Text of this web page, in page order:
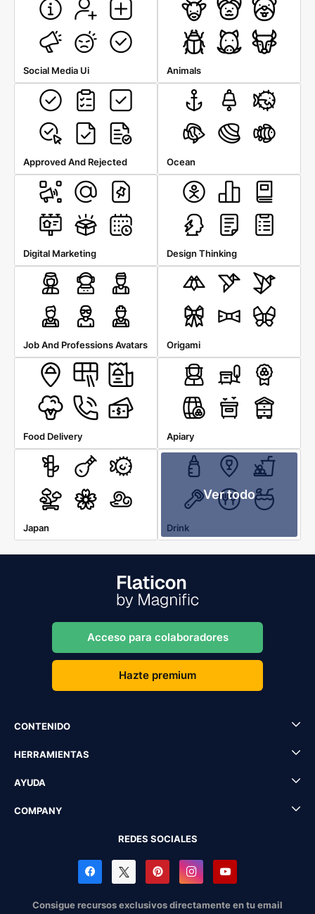
Social Media Ui Animals
Approved And Rejected Ocean
Digital Marketing Design Thinking
Job And Professions Avatars Origami
Food Delivery Apiary
Japan
Ver todo
Drink
Acceso para colaboradores
Hazte premium
CONTENIDO
HERRAMIENTAS
AYUDA
COMPANY
REDES SOCIALES
Consigue recursos exclusivos directamente en tu email